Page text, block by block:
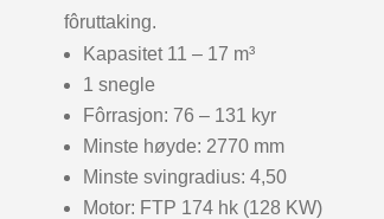
fôruttaking.
Kapasitet 11 – 17 m³
1 snegle
Fôrrasjon: 76 – 131 kyr
Minste høyde: 2770 mm
Minste svingradius: 4,50
Motor: FTP 174 hk (128 KW)